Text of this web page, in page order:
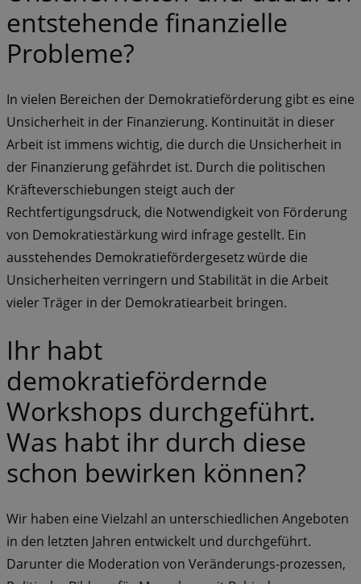
entstehende finanzielle
Probleme?
In vielen Bereichen der Demokratieförderung gibt es eine
Unsicherheit in der Finanzierung. Kontinuität in dieser
Arbeit ist immens wichtig, die durch die Unsicherheit in
der Finanzierung gefährdet ist. Durch die politischen
Kräfteverschiebungen steigt auch der
Rechtfertigungsdruck, die Notwendigkeit von Förderung
von Demokratiestärkung wird infrage gestellt. Ein
ausstehendes Demokratiefördergesetz würde die
Unsicherheiten verringern und Stabilität in die Arbeit
vieler Träger in der Demokratiearbeit bringen.
Ihr habt
demokratiefördernde
Workshops durchgeführt.
Was habt ihr durch diese
schon bewirken können?
Wir haben eine Vielzahl an unterschiedlichen Angeboten
in den letzten Jahren entwickelt und durchgeführt.
Darunter die Moderation von Veränderungs-prozessen,